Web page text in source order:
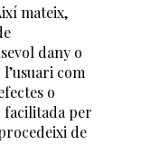
mateix,
dany o
com
o
facilitada per
de